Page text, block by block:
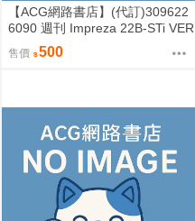
【ACG網路書店】(代訂)309622
6090 週刊 Impreza 22B-STi VER
SION をつくる (4)
售價 500